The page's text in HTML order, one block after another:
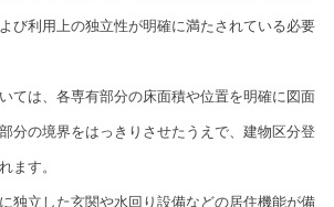
び利用上の独立性が明確に満たされている必要
ては、各専有部分の床面積や位置を明確に図面
分の境界をはっきりさせたうえで、建物区分登
ます。
独立した玄関や水回り設備などの居住機能が備